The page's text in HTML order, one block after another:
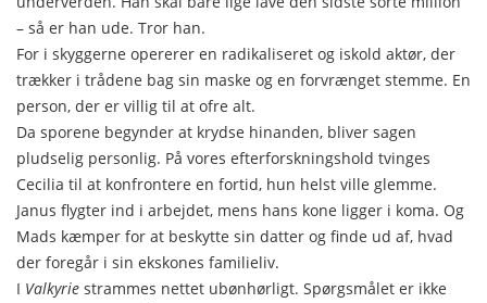
– så er han ude. Tror han.
For i skyggerne opererer en radikaliseret og iskold aktør, der
trækker i trådene bag sin maske og en forvrænget stemme. En
person, der er villig til at ofre alt.
Da sporene begynder at krydse hinanden, bliver sagen
pludselig personlig. På vores efterforskningshold tvinges
Cecilia til at konfrontere en fortid, hun helst ville glemme.
Janus flygter ind i arbejdet, mens hans kone ligger i koma. Og
Mads kæmper for at beskytte sin datter og finde ud af, hvad
der foregår i sin ekskones familieliv.
I Valkyrie strammes nettet ubønhørligt. Spørgsmålet er ikke